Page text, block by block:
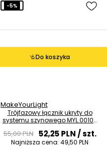
Do koszyka
-5%
MakeYourLight
Trójfazowy łącznik ukryty do
systemu szynowego MYL.00103
55,00 PLN 52,25 PLN/ szt.
Najniższa cena: 49,50 PLN